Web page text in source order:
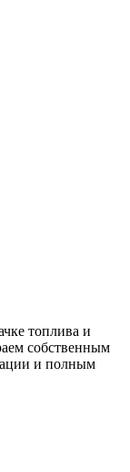
топлива и
собственным
и полным